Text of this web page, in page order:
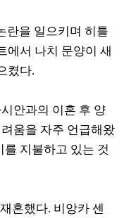
란을 일으키며 히틀
에서 나치 문양이 새
켰다.
안과의 이혼 후 양
움을 자주 언급해왔
를 지불하고 있는 것
혼했다. 비앙카 센